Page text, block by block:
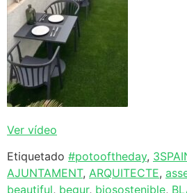
Ver vídeo
Etiquetado #potooftheday,
AJUNTAMENT, ARQUITECTE,
beautiful, begur, biosostenible,